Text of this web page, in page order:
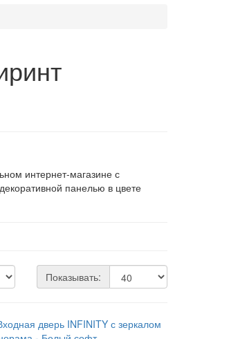
интернет-магазине с
панелью в цвете
Показывать: